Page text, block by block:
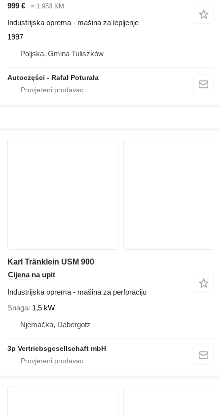
999 € ≈ 1.953 KM
Industrijska oprema - mašina za lepljenje
1997
Poljska, Gmina Tuliszków
Autoczęści - Rafał Poturała
Karl Tränklein USM 900
Cijena na upit
Industrijska oprema - mašina za perforaciju
Snaga 1,5 kW
Njemačka, Dabergotz
3p Vertriebsgesellschaft mbH